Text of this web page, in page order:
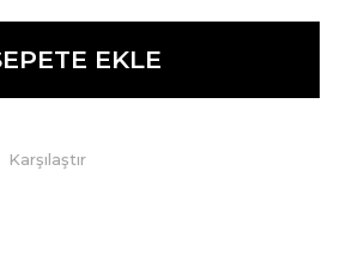
EKLE
Karşılaştır